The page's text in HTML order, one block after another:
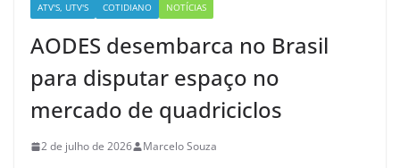
ATV'S, UTV'S COTIDIANO NOTÍCIAS
AODES desembarca no Brasil
para disputar espaço no
mercado de quadriciclos
2 de julho de 2026 Marcelo Souza